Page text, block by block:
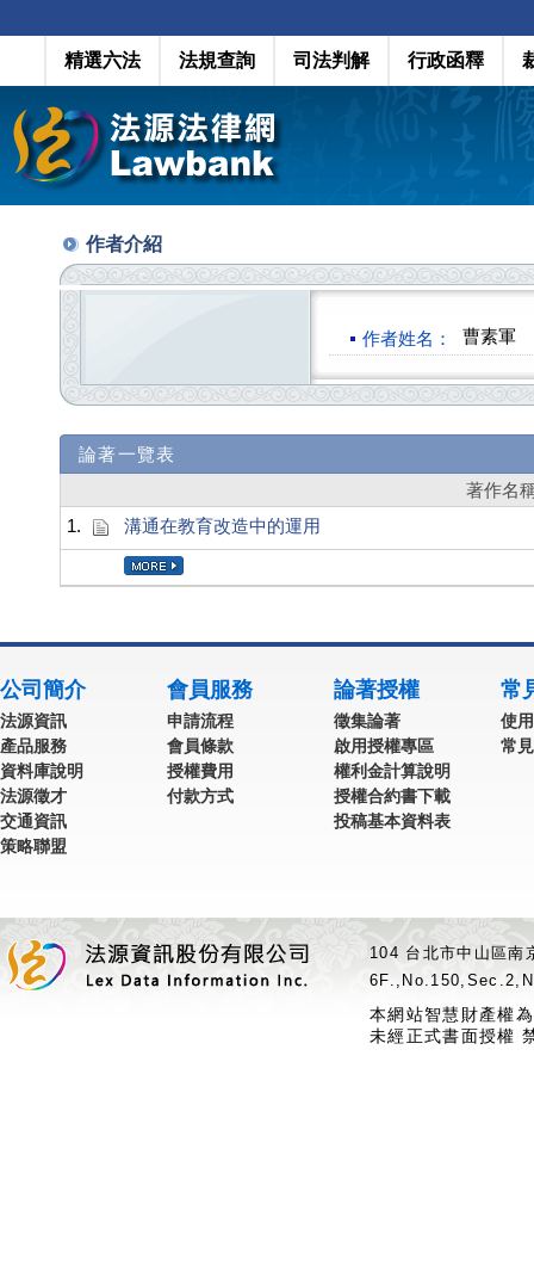
精選六法 法規查詢 司法判解 行政函釋
作者介紹
作者姓名： 曹素軍
論著一覽表
著作名
1.
溝通在教育改造中的運用
公司簡介
法源資訊
產品服務
資料庫說明
法源徵才
交通資訊
策略聯盟
會員服務
申請流程
會員條款
授權費用
付款方式
論著授權
徵集論著
啟用授權專區
權利金計算說明
授權合約書下載
投稿基本資料表
常
使
常
104 台北市中山區
本網站智慧財產權
未經正式書面授權